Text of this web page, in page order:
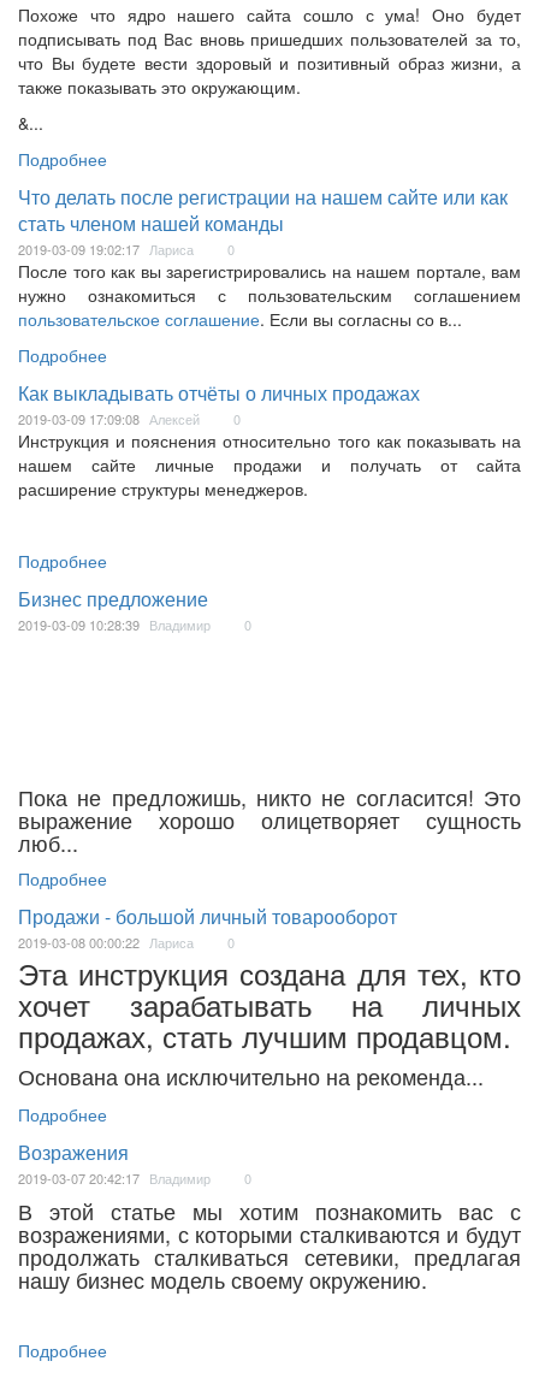
Похоже что ядро нашего сайта сошло с ума! Оно будет
подписывать под Вас вновь пришедших пользователей за то,
что Вы будете вести здоровый и позитивный образ жизни, а
также показывать это окружающим.
&...
Подробнее
Что делать после регистрации на нашем сайте или как
стать членом нашей команды
2019-03-09 19:02:17 Лариса 0
После того как вы зарегистрировались на нашем портале, вам
нужно ознакомиться с пользовательским соглашением
пользовательское соглашение. Если вы согласны со в...
Подробнее
Как выкладывать отчёты о личных продажах
2019-03-09 17:09:08 Алексей 0
Инструкция и пояснения относительно того как показывать на
нашем сайте личные продажи и получать от сайта
расширение структуры менеджеров.
Подробнее
Бизнес предложение
2019-03-09 10:28:39 Владимир 0
Пока не предложишь, никто не согласится! Это
выражение хорошо олицетворяет сущность
люб...
Подробнее
Продажи - большой личный товарооборот
2019-03-08 00:00:22 Лариса 0
Эта инструкция создана для тех, кто
хочет зарабатывать на личных
продажах, стать лучшим продавцом.
Основана она исключительно на рекоменда...
Подробнее
Возражения
2019-03-07 20:42:17 Владимир 0
В этой статье мы хотим познакомить вас с
возражениями, с которыми сталкиваются и будут
продолжать сталкиваться сетевики, предлагая
нашу бизнес модель своему окружению.
Подробнее